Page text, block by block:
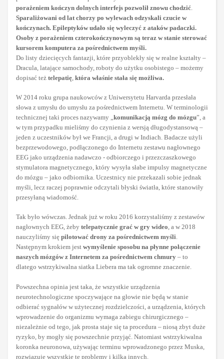
porażeniem kończyn dolnych interfejs pozwolił znowu chodzić
Sparaliżowani od lat chorzy po wylewach odzyskali czucie w
kończynach. Epileptyków udało się wyleczyć z ataków padaczki.
Osoby z porażeniem czterokończynowym są teraz w stanie sterować
kursorem komputera za pośrednictwem myśli.
Do listy dziecięcych fantazji, które przyoblekły się w realne kształty –
Dracula, latające samochody, roboty do użytku osobistego – możemy
dopisać też telepatię która właśnie stała się możliwa.
W 2014 roku grupa naukowców z Uniwersytetu Harvarda przesłała
słowa z umysłu do umysłu za pośrednictwem Internetu. W terminologii
technicznej taki proces nazywamy „ komunikacją mózg do mózgu”, a
w tym przypadku mieliśmy do czynienia z wersją długodystansową –
jeden z uczestników był we Francji, a drugi w Indiach. Badacze użyli
bezprzewodowego, podłączonego do Internetu zestawu nagłownego
EEG jako urządzenia nadawczo - odbiorczego i przezczaszkowego
stymulatora magnetycznego, który wysyła słabe impulsy magnetyczne
do mózgu – jako odbiornika. Uczestnicy nie przekazali sobie jednak
myśli, lecz raczej poprawnie odczytali błyski światła, które stanowiły
przesyłaną wiadomość.
Tak było wówczas. Jednak już w roku 2016 korzystaliśmy z zestawów
nagłownych EEG, żeby telepatycznie grać w gry wideo , a w 2018
nauczyliśmy się pilotować drony za pośrednictwem myśli
Następnym krokiem jest wymyślenie sposobu na płynne połączenie
naszych mózgów z Internetem za pośrednictwem chmury – to
dlatego wstrzykiwalna siatka Liebera ma tak ogromne znaczenie.
Powszechna opinia jest taka, że wszystkie urządzenia
neurotechnologiczne spoczywające na głowie nie będą w stanie
odbierać sygnałów w użytecznej rozdzielczości, a urządzenia, których
wprowadzenie do organizmu wymaga zabiegu chirurgicznego –
niezależnie od tego, jak prosta staje się ta procedura – niosą zbyt duże
ryzyko, by mogły się powszechnie przyjąć. Natomiast wstrzykiwalna
koronka neuronowa, używając terminu wprowadzonego przez Muska,
rozwiązuje wszystkie te problemy i kilka innych.